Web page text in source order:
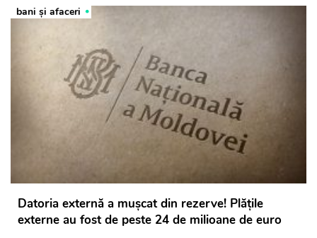
bani și afaceri
Datoria externă a mușcat din rezerve! Plățile
externe au fost de peste 24 de milioane de euro